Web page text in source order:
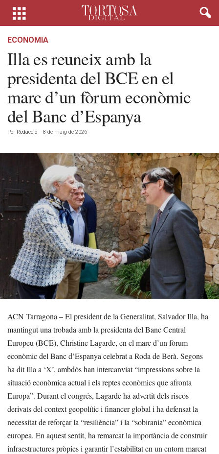
ECONOMIA
Illa es reuneix amb la
presidenta del BCE en el
marc d’un fòrum econòmic
del Banc d’Espanya
Por Redacció - 8 de maig de 2026
ACN Tarragona – El president de la Generalitat, Salvador Illa, ha
mantingut una trobada amb la presidenta del Banc Central
Europeu (BCE), Christine Lagarde, en el marc d’un fòrum
econòmic del Banc d’Espanya celebrat a Roda de Berà. Segons
ha dit Illa a ‘X’, ambdós han intercanviat “impressions sobre la
situació econòmica actual i els reptes econòmics que afronta
Europa”. Durant el congrés, Lagarde ha advertit dels riscos
derivats del context geopolític i financer global i ha defensat la
necessitat de reforçar la “resiliència” i la “sobirania” econòmica
europea. En aquest sentit, ha remarcat la importància de construir
infraestructures pròpies i garantir l’estabilitat en un entorn marcat